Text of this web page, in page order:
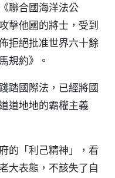
聯合國海洋法公
擊他國的將士，受到
拒絕批准世界六十餘
規約》。
踏國際法，已經將國
道地地的霸權主義
的「利己精神」，看
大表態，不該失了自